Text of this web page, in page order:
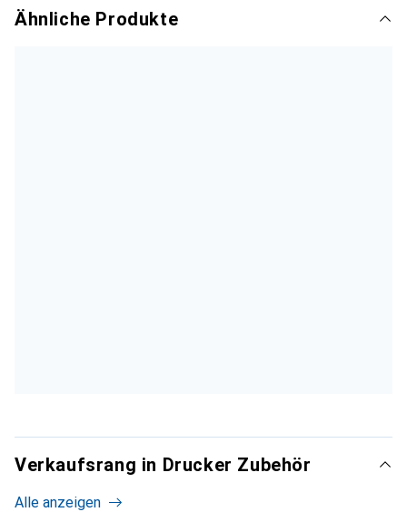
Ähnliche Produkte
Verkaufsrang in Drucker Zubehör
Alle anzeigen